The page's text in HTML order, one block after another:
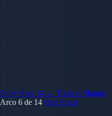
Story Arcs 14 ← Todo el Manga
Arco 6 de 14 One Piece